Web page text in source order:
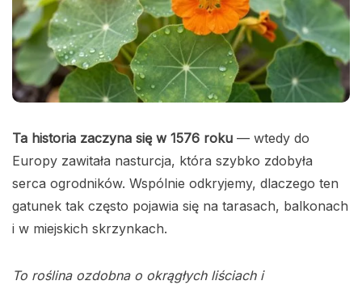
Ta historia zaczyna się w 1576 roku — wtedy do
Europy zawitała nasturcja, która szybko zdobyła
serca ogrodników. Wspólnie odkryjemy, dlaczego ten
gatunek tak często pojawia się na tarasach, balkonach
i w miejskich skrzynkach.
To roślina ozdobna o okrągłych liściach i